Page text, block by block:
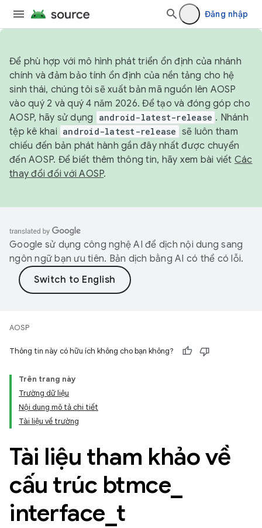
Đăng nhập
Để phù hợp với mô hình phát triển ổn định của nhánh
chính và đảm bảo tính ổn định của nền tảng cho hệ
sinh thái, chúng tôi sẽ xuất bản mã nguồn lên AOSP
vào quý 2 và quý 4 năm 2026. Để tạo và đóng góp cho
AOSP, hãy sử dụng
android-latest-release . Nhánh
tệp kê khai android-latest-release sẽ luôn tham
chiếu đến bản phát hành gần đây nhất được chuyển
đến AOSP. Để biết thêm thông tin, hãy xem bài viết Các
thay đổi đối với AOSP.
Google sử dụng công nghệ AI để dịch nội dung sang
ngôn ngữ bạn ưu tiên. Bản dịch bằng AI có thể có lỗi.
AOSP
Thông tin này có hữu ích không cho bạn không?
Trên trang này
Trường dữ liệu
Nội dung mô tả chi tiết
Tài liệu về trường
Tài liệu tham khảo về
cấu trúc btmce
interface t